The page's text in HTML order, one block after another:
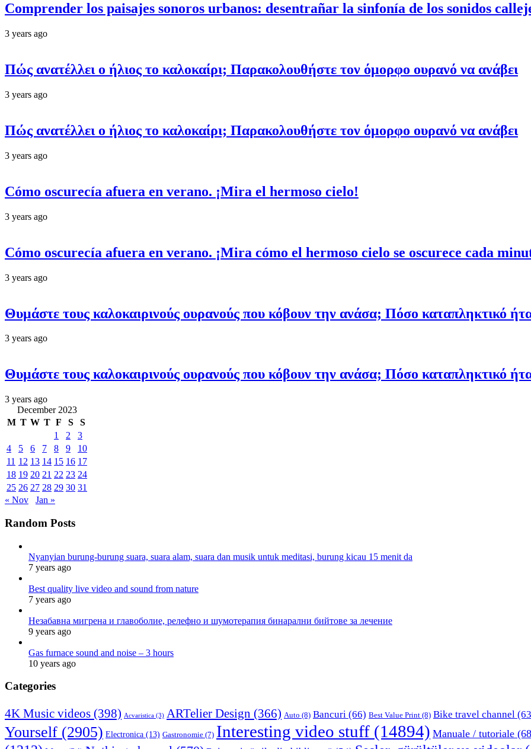
Comprender los paisajes sonoros urbanos: desentrañar la sinfonía de los sonidos
3 years ago
Πώς ανατέλλει ο ήλιος το καλοκαίρι; Παρακολουθήστε τον όμορφο ουρανό να ανάβει
3 years ago
Πώς ανατέλλει ο ήλιος το καλοκαίρι; Παρακολουθήστε τον όμορφο ουρανό να ανάβει
3 years ago
Cómo oscurecía afuera en verano. ¡Mira el hermoso cielo!
3 years ago
Cómo oscurecía afuera en verano. ¡Mira cómo el hermoso cielo se oscurece cada
3 years ago
Θυμάστε τους καλοκαιρινούς ουρανούς που κόβουν την ανάσα; Πόσο καταπληκτικό
3 years ago
Θυμάστε τους καλοκαιρινούς ουρανούς που κόβουν την ανάσα; Πόσο καταπληκτικό
3 years ago
December 2023
M T W T F S
S
1
2
3
4
5 6 7 8 9
10
11 12 13 14 15 16 17
18 19 20 21 22 23 24
25 26 27 28 29 30 31
« Nov
Jan »
Random Posts
Nyanyian burung-burung suara, suara alam, suara dan musik untuk meditasi, burung kicau 15 menit da
7 years ago
Best quality live video and sound from nature
7 years ago
Незабавна мигрена и главоболие, релефно и шумотерапия бинарални бийтове за лечение
9 years ago
Gas furnace sound and noise – 3 hours
10 years ago
Categories
4K Music videos (398) Acvaristica (3) ARTelier Design (366) Auto (8) Bancuri (66) Best Value Print (8) Bike travel channel
Yourself (2905) Electronica (13) Gastronomie (7) Interesting video stuff (14894) Manuale / tutoriale